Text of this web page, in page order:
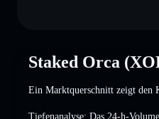
Staked Orca
Ein Marktquerschnitt zeigt den
Tiefenanalyse: Das 24-h-